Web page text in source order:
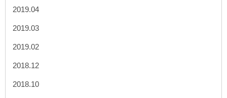
2019.04
2019.03
2019.02
2018.12
2018.10